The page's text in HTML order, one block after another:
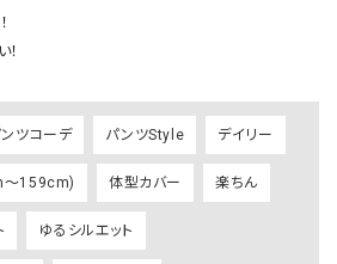
ツコーデ パンツStyle デイリー
～159cm) 体型カバー 楽ちん
ゆるシルエット